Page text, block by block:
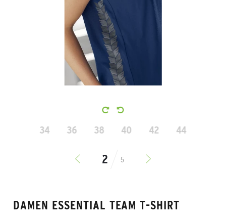
34 36 38 40 42 44
5
DAMEN ESSENTIAL TEAM T-SHIRT